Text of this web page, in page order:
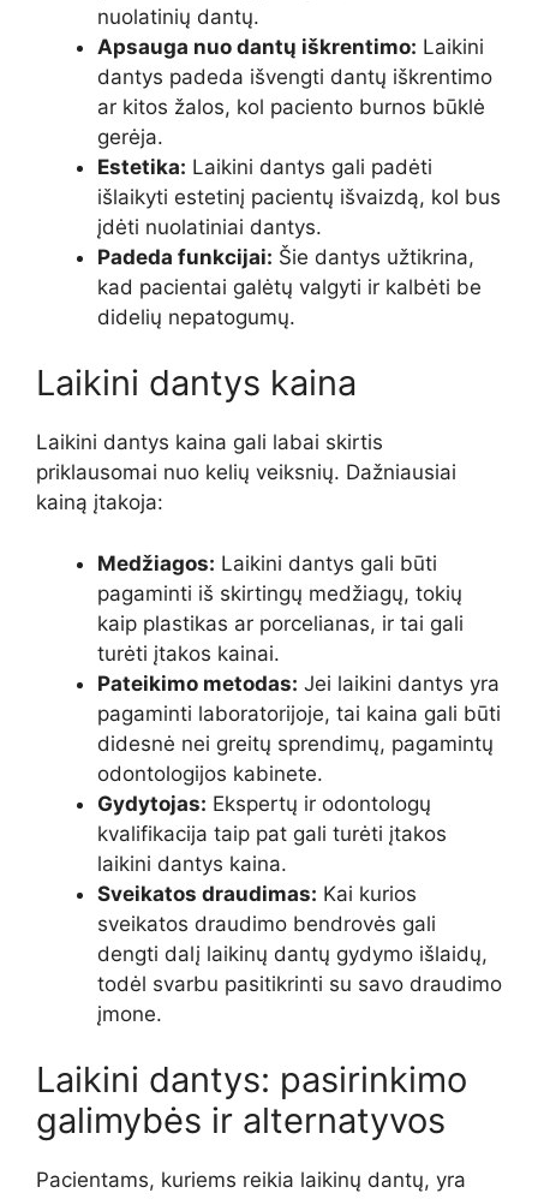
nuolatinių dantų.
Apsauga nuo dantų iškrentimo: Laikini
dantys padeda išvengti dantų iškrentimo
ar kitos žalos, kol paciento burnos būklė
gerėja.
Estetika: Laikini dantys gali padėti
išlaikyti estetinį pacientų išvaizdą, kol bus
įdėti nuolatiniai dantys.
Padeda funkcijai: Šie dantys užtikrina,
kad pacientai galėtų valgyti ir kalbėti be
didelių nepatogumų.
Laikini dantys kaina
Laikini dantys kaina gali labai skirtis
priklausomai nuo kelių veiksnių. Dažniausiai
kainą įtakoja:
Medžiagos: Laikini dantys gali būti
pagaminti iš skirtingų medžiagų, tokių
kaip plastikas ar porcelianas, ir tai gali
turėti įtakos kainai.
Pateikimo metodas: Jei laikini dantys yra
pagaminti laboratorijoje, tai kaina gali būti
didesnė nei greitų sprendimų, pagamintų
odontologijos kabinete.
Gydytojas: Ekspertų ir odontologų
kvalifikacija taip pat gali turėti įtakos
laikini dantys kaina.
Sveikatos draudimas: Kai kurios
sveikatos draudimo bendrovės gali
dengti dalį laikinų dantų gydymo išlaidų,
todėl svarbu pasitikrinti su savo draudimo
įmone.
Laikini dantys: pasirinkimo
galimybės ir alternatyvos
Pacientams, kuriems reikia laikinų dantų, yra